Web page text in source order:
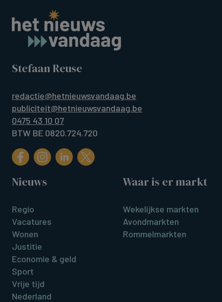
Stefaan Reuse
redactie@hetnieuwsvandaag.be
publiciteit@hetnieuwsvandaag.be
0475 43 10 07
BTW BE 0820.724.720
Nieuws
Regio
Vacatures
Wonen
Justitie
Economie & geld
Sport
Vrije tijd
Nederland
Waar is er markt
Wekelijkse markten
Avondmarkten
Rommelmarkten